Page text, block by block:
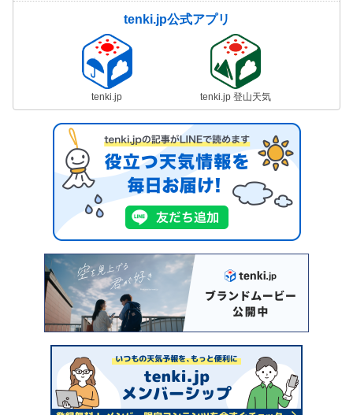
tenki.jp公式アプリ
tenki.jp tenki.jp 登山天気